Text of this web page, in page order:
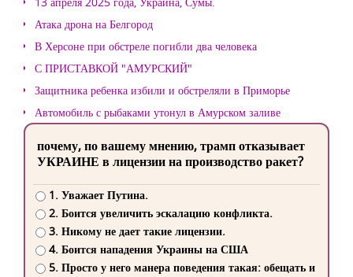
Атака дрона на Белгород
В Херсоне при обстреле погибли два человека
С ПРИСТАВКОЙ "АМУРСКИЙ"
Защитника ребенка избили и обстреляли в Приморье
Автомобиль с рыбаками утонул в Амурском заливе
почему, по вашему мнению, трамп отказывает
УКРАИНЕ в лицензии на производство ракет?
1. Уважает Путина.
2. Боится увеличить эскалацию конфликта.
3. Никому не дает такие лицензии.
4. Боится нападения Украины на США
5. Просто у него манера поведения такая: обещать и